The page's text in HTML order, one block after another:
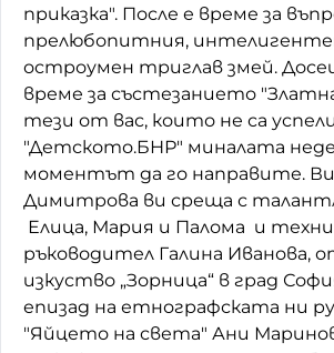
приказка". После е време за
прелюбопитния,
остроумен триглав змей.
време за състезанието
тези от вас, които не са
"Детското.БНР" миналата
моментът да го направите.
Димитрова ви среща с
Елица, Мария и Палома и
ръководител Галина Иванова,
изкуство „Зорница“ в град
епизад на етнографската ни
"Яйцето на света" Ани